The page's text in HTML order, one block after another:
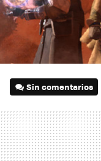
Sin comentarios